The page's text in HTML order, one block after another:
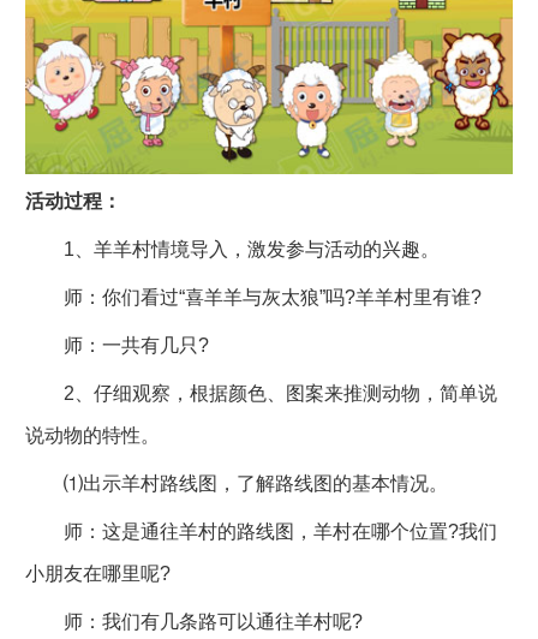
活动过程：
1、羊羊村情境导入，激发参与活动的兴趣。
师：你们看过“喜羊羊与灰太狼”吗?羊羊村里有谁?
师：一共有几只?
2、仔细观察，根据颜色、图案来推测动物，简单说
说动物的特性。
⑴出示羊村路线图，了解路线图的基本情况。
师：这是通往羊村的路线图，羊村在哪个位置?我们
小朋友在哪里呢?
师：我们有几条路可以通往羊村呢?